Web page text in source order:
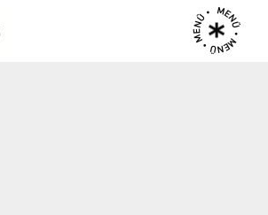
MENÜ • MENÜ • MENÜ •